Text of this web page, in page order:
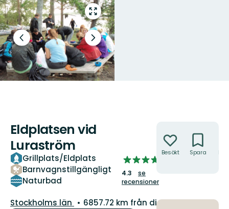
Gå
till
helskärmsläge
Föregående
bild
Nästa
bildspel
Eldplatsen vid
Luraström
Grillplats/Eldplats
Barnvagnstillgängligt
Naturbad
4.255162241887906
av
5
4.3
se
recensioner
Län:
Stockholms län
6857.72 km från dig
Besökt Spara